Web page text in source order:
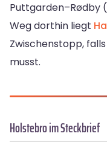
Puttgarden–Rødby
Weg dorthin liegt
Zwischenstopp,
musst.
Holstebro im Steckbrief